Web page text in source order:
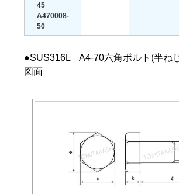
45
A470008-
50
●SUS316L A4-70六角ボルト(半ね
図面